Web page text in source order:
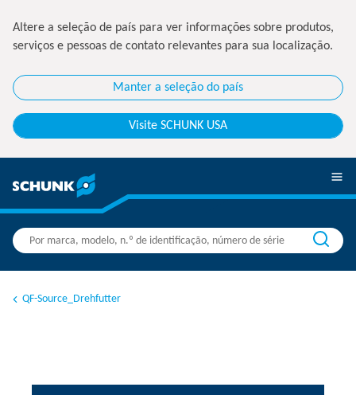
Altere a seleção de país para ver informações sobre produtos,
serviços e pessoas de contato relevantes para sua localização.
Manter a seleção do país
Visite SCHUNK USA
QF-Source_Drehfutter